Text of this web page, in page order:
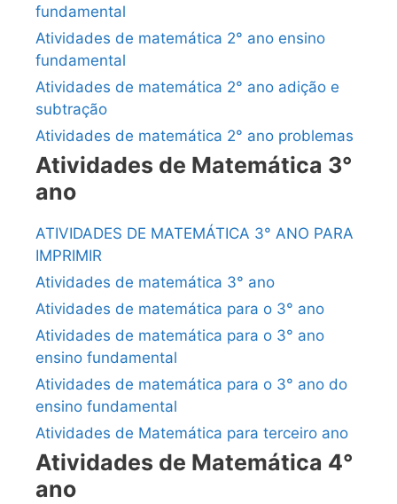
fundamental
Atividades de matemática 2° ano ensino
fundamental
Atividades de matemática 2° ano adição e
subtração
Atividades de matemática 2° ano problemas
Atividades de Matemática 3°
ano
ATIVIDADES DE MATEMÁTICA 3° ANO PARA
IMPRIMIR
Atividades de matemática 3° ano
Atividades de matemática para o 3° ano
Atividades de matemática para o 3° ano
ensino fundamental
Atividades de matemática para o 3° ano do
ensino fundamental
Atividades de Matemática para terceiro ano
Atividades de Matemática 4°
ano